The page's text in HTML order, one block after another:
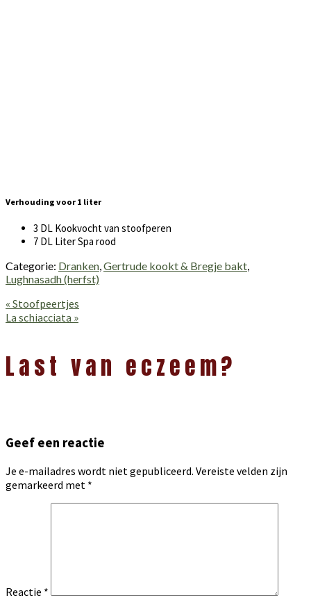
Verhouding voor 1 liter
3 DL Kookvocht van stoofperen
7 DL Liter Spa rood
Categorie: Dranken Gertrude kookt & Bregje bakt
Lughnasadh (herfst)
Vorig
bericht:
« Stoofpeertjes
Volgend
La schiacciata »
Interacties
Last van eczeem?
Geef een reactie
Je e-mailadres wordt niet gepubliceerd. Vereiste velden zijn
gemarkeerd met *
Reactie *